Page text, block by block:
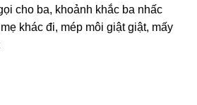
cho ba, khoảnh khắc ba nhấc
khác đi, mép môi ɡiật ɡiật, mấy